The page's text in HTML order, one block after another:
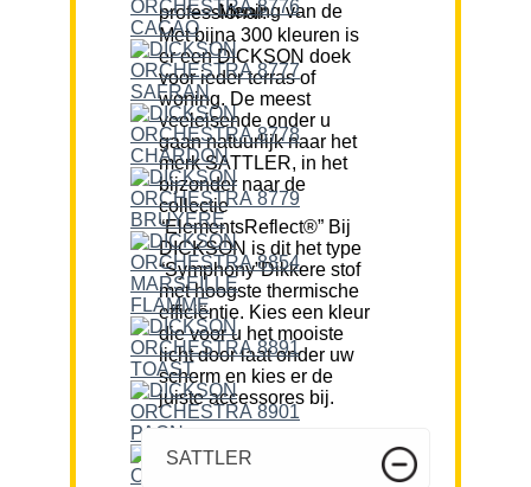
Mening van de professional:
Met bijna 300 kleuren is
er een DICKSON doek
voor ieder terras of
woning. De meest
veeleisende onder u
gaan natuurlijk naar het
merk SATTLER, in het
bijzonder naar de
collectie
“ElementsReflect®” Bij
DICKSON is dit het type
“Symphony”Dikkere stof
met hoogste thermische
efficiëntie. Kies een kleur
die voor u het mooiste
licht door laat onder uw
scherm en kies er de
juiste accessores bij.
SATTLER